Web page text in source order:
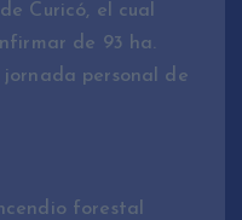
Curicó, el cual
de 93 ha.
personal de
forestal